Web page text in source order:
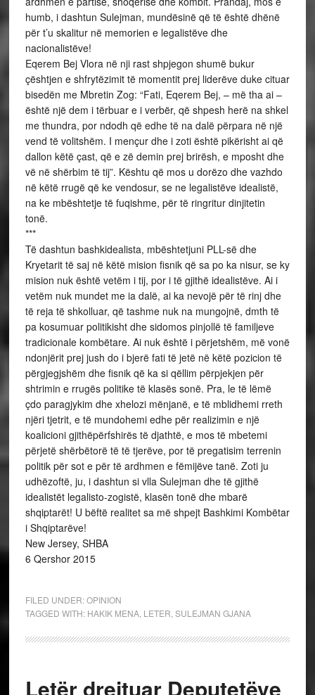
humb, i dashtun Sulejman, mundësinë që të është dhënë
për t’u skalitur në memorien e legalistëve dhe
nacionalistëve!
Eqerem Bej Vlora në nji rast shpjegon shumë bukur
çështjen e shfrytëzimit të momentit prej liderëve duke cituar
bisedën me Mbretin Zog: “Fati, Eqerem Bej, – më tha ai –
është një dem i tërbuar e i verbër, që shpesh herë na shkel
me thundra, por ndodh që edhe të na dalë përpara në një
vend të volitshëm. I mençur dhe i zoti është pikërisht ai që
dallon këtë çast, që e zë demin prej brirësh, e mposht dhe
vë në shërbim të tij”. Kështu që mos u dorëzo dhe vazhdo
në këtë rrugë që ke vendosur, se ne legalistëve idealistë,
na ke mbështetje të fuqishme, për të ringritur dinjitetin
tonë.
***
Të dashtun bashkidealista, mbështetjuni PLL-së dhe
Kryetarit të saj në këtë mision fisnik që sa po ka nisur, se ky
mision nuk është vetëm i tij, por i të gjithë idealistëve. Ai i
vetëm nuk mundet me ia dalë, ai ka nevojë për të rinj dhe
të reja të shkolluar, që tashme nuk na mungojnë, dmth të
pa kosumuar politikisht dhe sidomos pinjollë të familjeve
tradicionale kombëtare. Ai nuk është i përjetshëm, më vonë
ndonjërit prej jush do i bjerë fati të jetë në këtë pozicion të
përgjegjshëm dhe fisnik që ka si qëllim përpjekjen për
shtrimin e rrugës politike të klasës sonë. Pra, le të lëmë
çdo paragjykim dhe xhelozi mënjanë, e të mblidhemi rreth
njëri tjetrit, e të mundohemi edhe për realizimin e një
koalicioni gjithëpërfshirës të djathtë, e mos të mbetemi
përjetë shërbëtorë të të tjerëve, por të pregatisim terrenin
politik për sot e për të ardhmen e fëmijëve tanë. Zoti ju
udhëzoftë, ju, i dashtun si vlla Sulejman dhe të gjithë
idealistët legalisto-zogistë, klasën tonë dhe mbarë
shqiptarët! U bëftë realitet sa më shpejt Bashkimi Kombëtar
i Shqiptarëve!
New Jersey, SHBA
6 Qershor 2015
FILED UNDER:OPINION
TAGGED WITH: HAKIK MENA, LETER SULEJMAN GJANA
Letër drejtuar Deputetëve